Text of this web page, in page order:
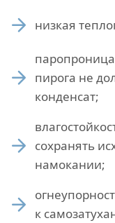
низкая
пирога не
конденсат;
сохранять
намокании;
к